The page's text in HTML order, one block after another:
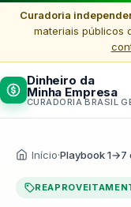
Curadoria
materiais públicos
Dinheiro da
Minha Empresa
CURADORIA BRASIL
Início·Playbook 1→7